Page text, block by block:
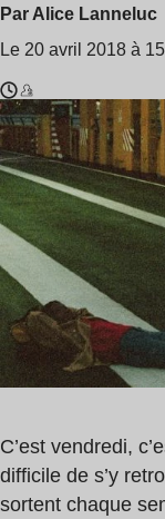
Par Alice Lanneluc
Le 20 avril 2018 à
Temps
de
lecture
:
4
min
Foé
Fyfe
&
Iskra
Jaffna
C’est vendredi,
difficile de s’y
sortent chaque